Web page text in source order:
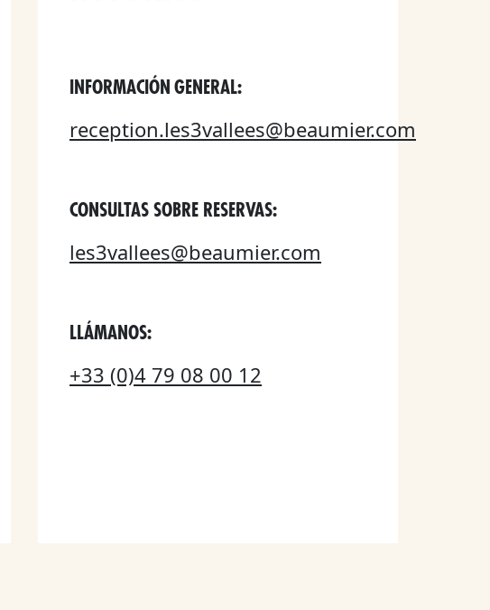
INFORMACIÓN GENERAL:
reception.les3vallees@beaumier.com
CONSULTAS SOBRE RESERVAS:
les3vallees@beaumier.com
LLÁMANOS:
+33 (0)4 79 08 00 12